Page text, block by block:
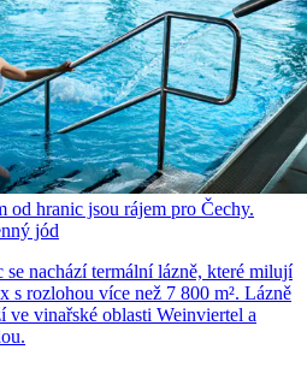
od hranic jsou rájem pro Čechy.
jód
se nachází termální lázně, které milují
s rozlohou více než 7 800 m². Lázně
ve vinařské oblasti Weinviertel a